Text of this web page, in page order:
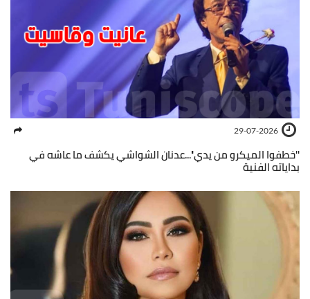
29-07-2026
''خطفوا الميكرو من يدي''...عدنان الشواشي يكشف ما عاشه في
بداياته الفنية